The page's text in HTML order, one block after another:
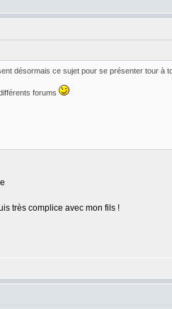
désormais ce sujet pour se présenter tour à
forums
très complice avec mon fils !